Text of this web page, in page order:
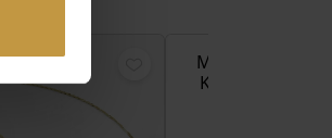
MORI GOLD
KARAAT